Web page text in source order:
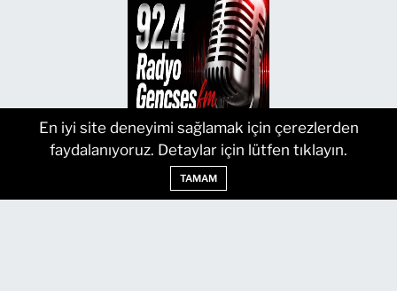
En iyi site deneyimi sağlamak için çerezlerden
faydalanıyoruz. Detaylar için lütfen tıklayın.
TAMAM